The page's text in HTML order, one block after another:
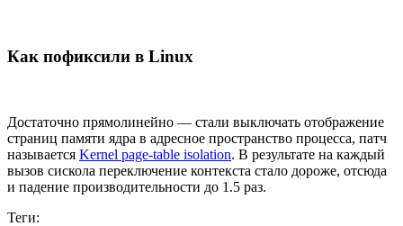
Как пофиксили в Linux
Достаточно прямолинейно — стали выключать отображение
страниц памяти ядра в адресное пространство процесса, патч
называется Kernel page-table isolation. В результате на каждый
вызов сискола переключение контекста стало дороже, отсюда
и падение производительности до 1.5 раз.
Теги: